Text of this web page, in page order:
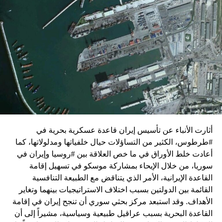
زيارة تأتي في إطار الجهود الدبلوماسية المكثفة التي تبذلها
واشنطن للدفع بالمفاوضات والتوصل إلى اتفاق لوقف لإطلاق
النار في غزة.
ويبدو أن نتنياهو استبق زيارة بلينكن لإسرائيل بالتأكيد على أن
الضغوط يجب أن تتوجه إلى حماس، وليس على حكومته.
كما وقال بيان من مكتب نتنياهو إنه مصر على بقاء القوات
الإسرائيلية في محور فيلادلفيا “لمنع الإرهابيين من إعادة
التسلح”.
وفي هذا السياق، قال الكاتب والباحث السياسي الفلسطيني
جمال زقوت في حديث لـ”سكاي نيوز عربية”:
حماس ليست عقبة في المفاوضات وأي حديث من هذا
القبيل تجني على الموقف الفلسطيني.
المعضلة الأساسية هي أن نتنياهو يعرض المجتمع
الإسرائيلي والمنطقة للخطر.
أثارت الأنباء عن تأسيس إيران قاعدة عسكرية بحرية في
#طرطوس، الكثير من التساؤلات حيال خلفياتها ومدلولاتها، كما
أعادت خلط الأوراق في ما خص العلاقة بين #روسيا وإيران في
سوريا، من خلال الإيحاء بمشاركة موسكو في تسهيل إقامة
القاعدة الإيرانية، الأمر الذي يتناقض مع الطبيعة التنافسية
القائمة بين الدولتين بسبب اختلاف الاستراتيجيات بينهما وتغاير
الأهداف. وقد استبعد مركز بحثي سوري أن تنجح إيران في إقامة
القاعدة البحرية بسبب عراقيل طبيعية وسياسية، مشيراً إلى أن